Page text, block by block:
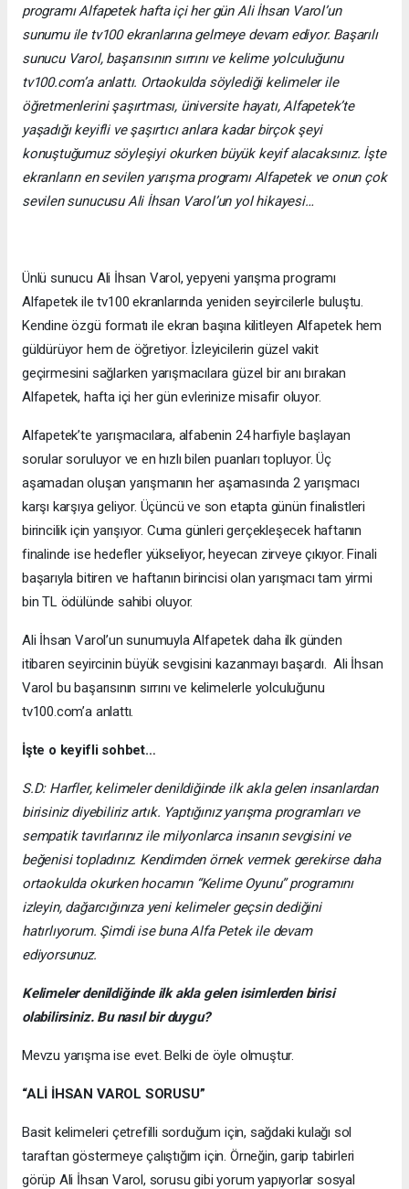
programı Alfapetek hafta içi her gün Ali İhsan Varol’un
sunumu ile tv100 ekranlarına gelmeye devam ediyor. Başarılı
sunucu Varol, başarısının sırrını ve kelime yolculuğunu
tv100.com’a anlattı. Ortaokulda söylediği kelimeler ile
öğretmenlerini şaşırtması, üniversite hayatı, Alfapetek’te
yaşadığı keyifli ve şaşırtıcı anlara kadar birçok şeyi
konuştuğumuz söyleşiyi okurken büyük keyif alacaksınız. İşte
ekranların en sevilen yarışma programı Alfapetek ve onun çok
sevilen sunucusu Ali İhsan Varol’un yol hikayesi…
Ünlü sunucu Ali İhsan Varol, yepyeni yarışma programı
Alfapetek ile tv100 ekranlarında yeniden seyircilerle buluştu.
Kendine özgü formatı ile ekran başına kilitleyen Alfapetek hem
güldürüyor hem de öğretiyor. İzleyicilerin güzel vakit
geçirmesini sağlarken yarışmacılara güzel bir anı bırakan
Alfapetek, hafta içi her gün evlerinize misafir oluyor.
Alfapetek’te yarışmacılara, alfabenin 24 harfiyle başlayan
sorular soruluyor ve en hızlı bilen puanları topluyor. Üç
aşamadan oluşan yarışmanın her aşamasında 2 yarışmacı
karşı karşıya geliyor. Üçüncü ve son etapta günün finalistleri
birincilik için yarışıyor. Cuma günleri gerçekleşecek haftanın
finalinde ise hedefler yükseliyor, heyecan zirveye çıkıyor. Finali
başarıyla bitiren ve haftanın birincisi olan yarışmacı tam yirmi
bin TL ödülünde sahibi oluyor.
Ali İhsan Varol’un sunumuyla Alfapetek daha ilk günden
itibaren seyircinin büyük sevgisini kazanmayı başardı. Ali İhsan
Varol bu başarısının sırrını ve kelimelerle yolculuğunu
tv100.com’a anlattı.
İşte o keyifli sohbet…
S.D: Harfler, kelimeler denildiğinde ilk akla gelen insanlardan
birisiniz diyebiliriz artık. Yaptığınız yarışma programları ve
sempatik tavırlarınız ile milyonlarca insanın sevgisini ve
beğenisi topladınız. Kendimden örnek vermek gerekirse daha
ortaokulda okurken hocamın “Kelime Oyunu” programını
izleyin, dağarcığınıza yeni kelimeler geçsin dediğini
hatırlıyorum. Şimdi ise buna Alfa Petek ile devam
ediyorsunuz.
Kelimeler denildiğinde ilk akla gelen isimlerden birisi
olabilirsiniz. Bu nasıl bir duygu?
Mevzu yarışma ise evet. Belki de öyle olmuştur.
“ALİ İHSAN VAROL SORUSU”
Basit kelimeleri çetrefilli sorduğum için, sağdaki kulağı sol
taraftan göstermeye çalıştığım için. Örneğin, garip tabirleri
görüp Ali İhsan Varol, sorusu gibi yorum yapıyorlar sosyal